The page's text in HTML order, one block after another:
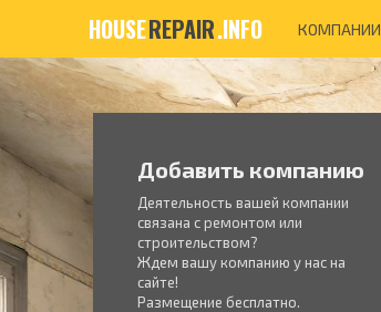
HOUSEREPAIR.INFO КОМПАНИИ
Добавить компанию
Деятельность вашей компании
связана с ремонтом или
строительством?
Ждем вашу компанию у нас на
сайте!
Размещение бесплатно.